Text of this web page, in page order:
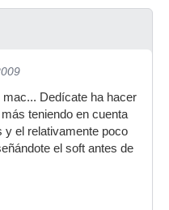
Dedícate ha hacer
teniendo en cuenta
y el relativamente poco
el soft antes de